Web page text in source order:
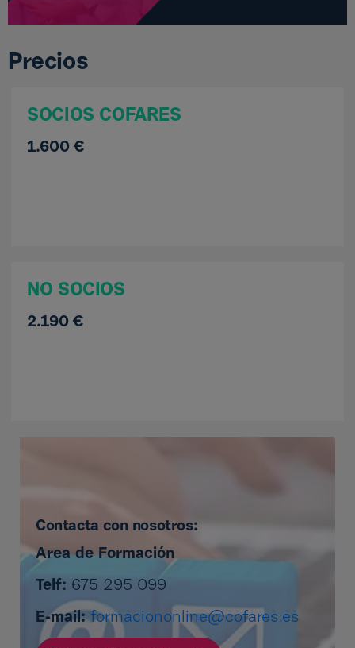
Precios
SOCIOS COFARES
1.600 €
NO SOCIOS
2.190 €
Contacta con nosotros:
Area de Formación
Telf: 675 295 099
E-mail: formaciononline@cofares.es